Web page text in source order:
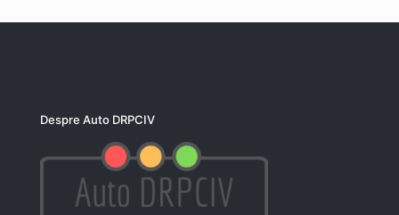
Despre Auto DRPCIV